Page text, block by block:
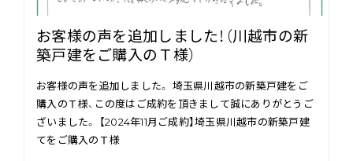
お客様の声を追加しました！（川越市の新
築戸建をご購入のＴ様）
お客様の声を追加しました。 埼玉県川越市の新築戸建をご
購入のＴ様、この度はご成約を頂きまして誠にありがとうご
ざいました。 【2024年11月ご成約】埼玉県川越市の新築戸建
てをご購入のＴ様